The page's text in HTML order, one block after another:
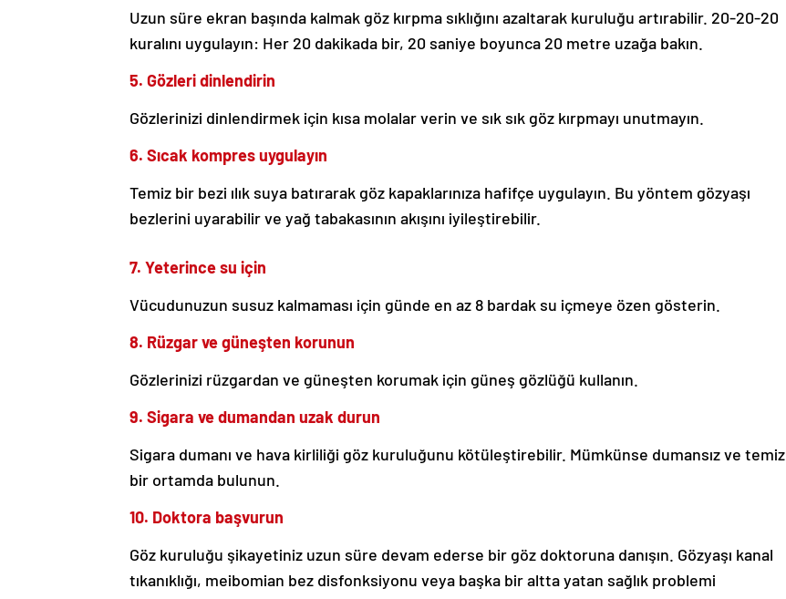
Uzun süre ekran başında kalmak göz kırpma sıklığını azaltarak kuruluğu artırabilir. 20-20-20
kuralını uygulayın: Her 20 dakikada bir, 20 saniye boyunca 20 metre uzağa bakın.
5. Gözleri dinlendirin
Gözlerinizi dinlendirmek için kısa molalar verin ve sık sık göz kırpmayı unutmayın.
6. Sıcak kompres uygulayın
Temiz bir bezi ılık suya batırarak göz kapaklarınıza hafifçe uygulayın. Bu yöntem gözyaşı
bezlerini uyarabilir ve yağ tabakasının akışını iyileştirebilir.
7. Yeterince su için
Vücudunuzun susuz kalmaması için günde en az 8 bardak su içmeye özen gösterin.
8. Rüzgar ve güneşten korunun
Gözlerinizi rüzgardan ve güneşten korumak için güneş gözlüğü kullanın.
9. Sigara ve dumandan uzak durun
Sigara dumanı ve hava kirliliği göz kuruluğunu kötüleştirebilir. Mümkünse dumansız ve temiz
bir ortamda bulunun.
10. Doktora başvurun
Göz kuruluğu şikayetiniz uzun süre devam ederse bir göz doktoruna danışın. Gözyaşı kanal
tıkanıklığı, meibomian bez disfonksiyonu veya başka bir altta yatan sağlık problemi